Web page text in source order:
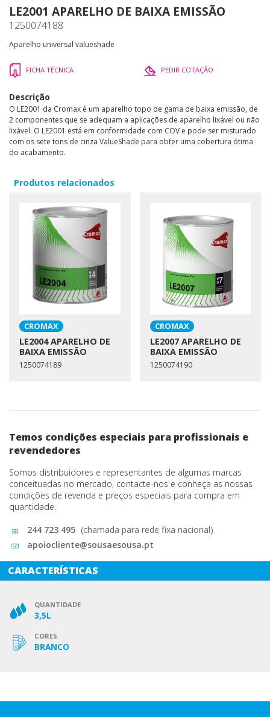
LE2001 APARELHO DE BAIXA EMISSÃO
1250074188
Aparelho universal valueshade
FICHA TÉCNICA PEDIR COTAÇÃO
Descrição
O LE2001 da Cromax é um aparelho topo de gama de baixa emissão, de
2 componentes que se adequam a aplicações de aparelho lixável ou não
lixável. O LE2001 está em conformidade com COV e pode ser misturado
com os sete tons de cinza ValueShade para obter uma cobertura ótima
do acabamento.
Produtos relacionados
CROMAX
LE2004 APARELHO DE
BAIXA EMISSÃO
1250074189
CROMAX
LE2007 APARELHO DE
BAIXA EMISSÃO
1250074190
Temos condições especiais para profissionais e
revendedores
Somos distribuidores e representantes de algumas marcas
conceituadas no mercado, contacte-nos e conheça as nossas
condições de revenda e preços especiais para compra em
quantidade.
244 723 495 (chamada para rede fixa nacional)
apoiocliente@sousaesousa.pt
CARACTERÍSTICAS
QUANTIDADE
3,5L
CORES
BRANCO